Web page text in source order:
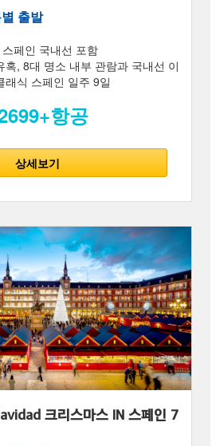
출발
페인 국내선 포함
, 8대 명소 내부 관람과 국내선 이
래식 스페인 일주 9일
항공
상세보기
크리스마스 IN 스페인 7